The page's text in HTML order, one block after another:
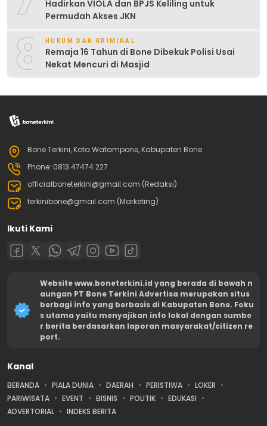
Hadirkan VIOLA dan BPJS Keliling untuk
Permudah Akses JKN
8 HUKUM DAN KRIMINAL
Remaja 16 Tahun di Bone Dibekuk Polisi Usai
Nekat Mencuri di Masjid
Bone Terkini, Kota Watampone, Kabupaten Bone
Phone: 0813 47474 227
officialboneterkini@gmail.com (Redaksi)
terkinibone@gmail.com (Marketing)
Ikuti Kami
Website www.boneterkini.id yang berada di bawah n
aungan PT Bone Terkini Advertisa merupakan situs
berbagi info yang berbasis di Kabupaten Bone. Foku
s utama yaitu menyajikan info lokal dengan sumbe
r berita berdasarkan laporan masyarakat/citizen re
port.
Kanal
BERANDA PIALA DUNIA DAERAH PERISTIWA
LOKER
PARIWISATA
EVENT BISNIS POLITIK
EDUKASI
ADVERTORIAL
INDEKS BERITA